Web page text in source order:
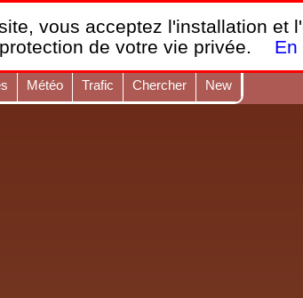
France
Les webcams sur mobiles, portables
Météo Trafic Chercher New
vous acceptez l'installation
protection de votre vie privée.
En